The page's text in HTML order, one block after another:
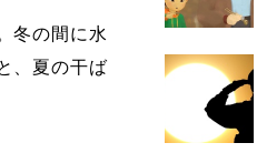
冬の間に水
、夏の干ば